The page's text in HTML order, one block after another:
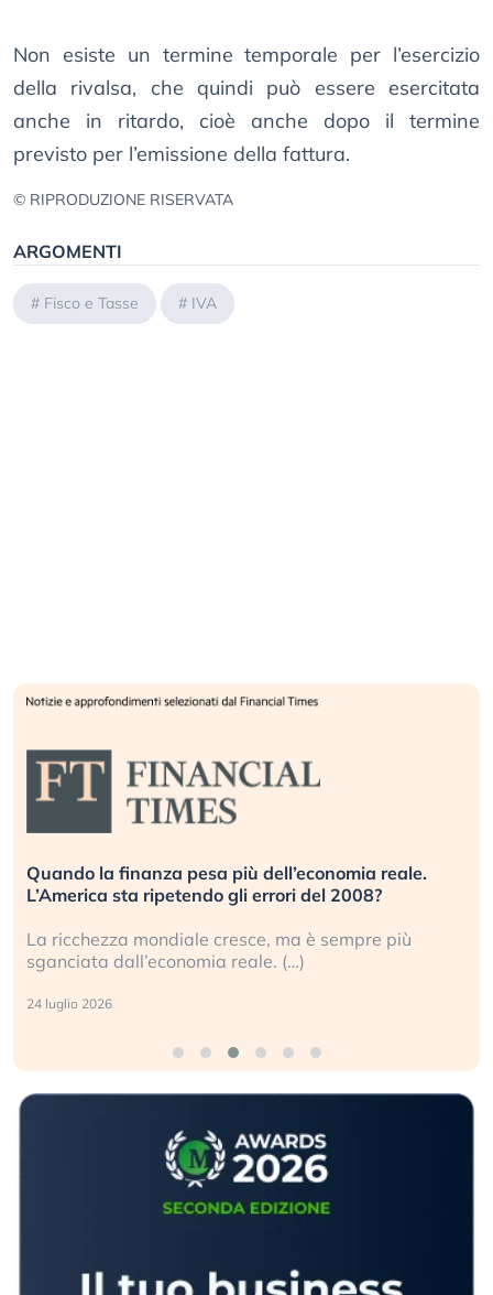
Non esiste un termine temporale per l’esercizio
della rivalsa, che quindi può essere esercitata
anche in ritardo, cioè anche dopo il termine
previsto per l’emissione della fattura.
© RIPRODUZIONE RISERVATA
ARGOMENTI
# Fisco e Tasse # IVA
Quando la finanza pesa più dell’economia reale.
L’America sta ripetendo gli errori del 2008?
La ricchezza mondiale cresce, ma è sempre più
sganciata dall’economia reale. (…)
24 luglio 2026